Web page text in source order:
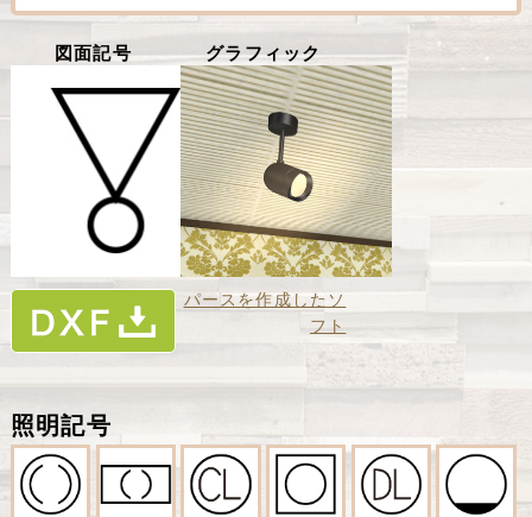
図面記号 グラフィック
パースを作成したソ
フト
照明記号